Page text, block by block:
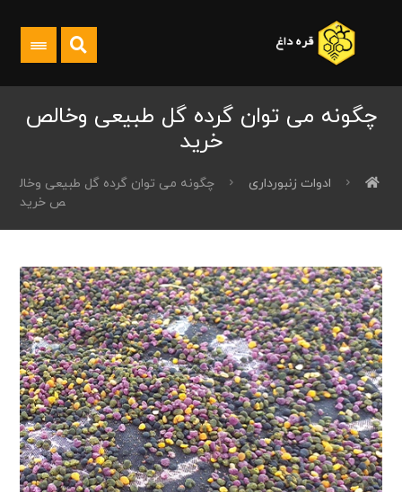
چگونه می توان گرده گل طبیعی وخالص
خرید
ادوات زنبورداری
چگونه می توان گرده گل طبیعی وخال
ص خرید